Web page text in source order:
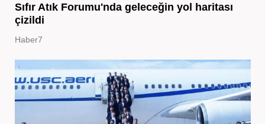
Sıfır Atık Forumu'nda geleceğin yol haritası
çizildi
Haber7